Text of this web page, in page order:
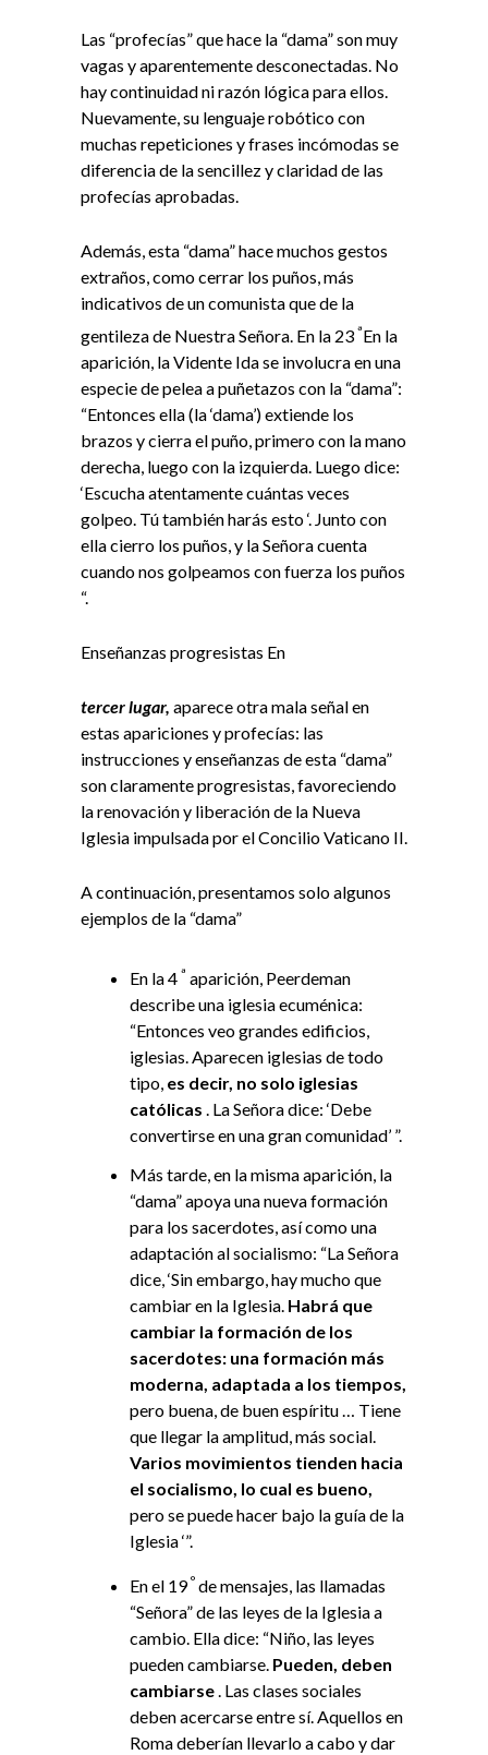
Las “profecías” que hace la “dama” son muy
vagas y aparentemente desconectadas. No
hay continuidad ni razón lógica para ellos.
Nuevamente, su lenguaje robótico con
muchas repeticiones y frases incómodas se
diferencia de la sencillez y claridad de las
profecías aprobadas.
Además, esta “dama” hace muchos gestos
extraños, como cerrar los puños, más
indicativos de un comunista que de la
gentileza de Nuestra Señora. En la 23ªEn la
aparición, la Vidente Ida se involucra en una
especie de pelea a puñetazos con la “dama”:
“Entonces ella (la ‘dama’) extiende los
brazos y cierra el puño, primero con la mano
derecha, luego con la izquierda. Luego dice:
‘Escucha atentamente cuántas veces
golpeo. Tú también harás esto ‘. Junto con
ella cierro los puños, y la Señora cuenta
cuando nos golpeamos con fuerza los puños
“.
Enseñanzas progresistas En
tercer lugar, aparece otra mala señal en
estas apariciones y profecías: las
instrucciones y enseñanzas de esta “dama”
son claramente progresistas, favoreciendo
la renovación y liberación de la Nueva
Iglesia impulsada por el Concilio Vaticano II.
A continuación, presentamos solo algunos
ejemplos de la “dama”
En la 4ª aparición, Peerdeman
describe una iglesia ecuménica:
“Entonces veo grandes edificios,
iglesias. Aparecen iglesias de todo
tipo, es decir, no solo iglesias
católicas . La Señora dice: ‘Debe
convertirse en una gran comunidad’ ”.
Más tarde, en la misma aparición, la
“dama” apoya una nueva formación
para los sacerdotes, así como una
adaptación al socialismo: “La Señora
dice, ‘Sin embargo, hay mucho que
cambiar en la Iglesia. Habrá que
cambiar la formación de los
sacerdotes: una formación más
moderna, adaptada a los tiempos,
pero buena, de buen espíritu … Tiene
que llegar la amplitud, más social.
Varios movimientos tienden hacia
el socialismo, lo cual es bueno,
pero se puede hacer bajo la guía de la
Iglesia ‘”.
En el 19ºde mensajes, las llamadas
“Señora” de las leyes de la Iglesia a
cambio. Ella dice: “Niño, las leyes
pueden cambiarse. Pueden, deben
cambiarse. Las clases sociales
deben acercarse entre sí. Aquellos en
Roma deberían llevarlo a cabo y dar